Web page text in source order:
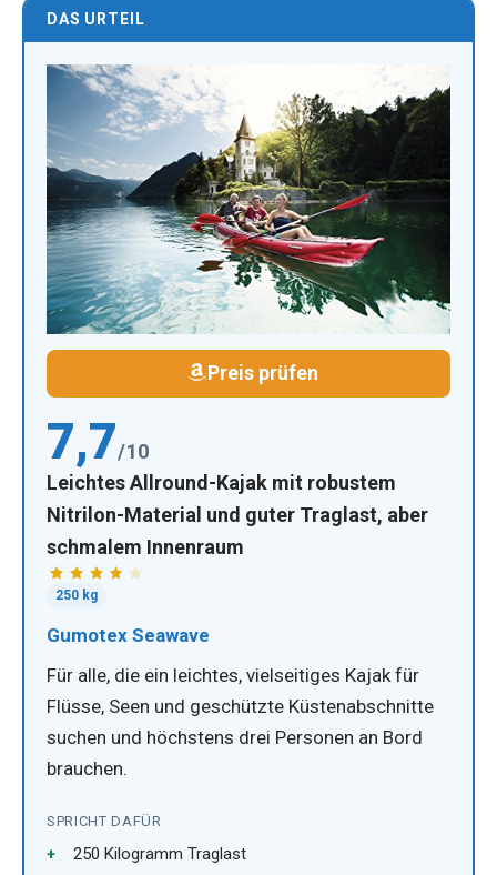
DAS URTEIL
Preis prüfen
7,7/10
Leichtes Allround-Kajak mit robustem
Nitrilon-Material und guter Traglast, aber
schmalem Innenraum
250 kg
Gumotex Seawave
Für alle, die ein leichtes, vielseitiges Kajak für
Flüsse, Seen und geschützte Küstenabschnitte
suchen und höchstens drei Personen an Bord
brauchen.
SPRICHT DAFÜR
250 Kilogramm Traglast